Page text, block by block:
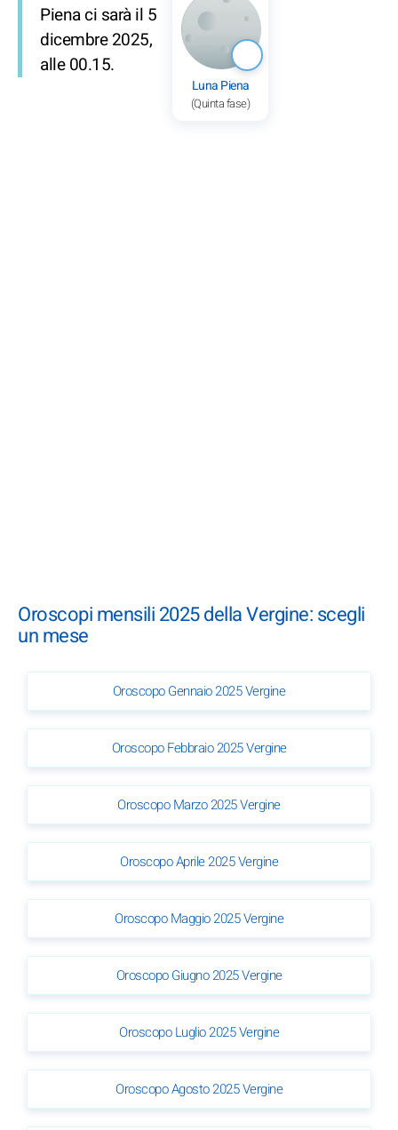
Luna Piena
(Quinta fase)
Piena ci sarà il 5
dicembre 2025,
alle 00.15.
Oroscopi mensili 2025 della Vergine: scegli
un mese
Oroscopo Gennaio 2025 Vergine
Oroscopo Febbraio 2025 Vergine
Oroscopo Marzo 2025 Vergine
Oroscopo Aprile 2025 Vergine
Oroscopo Maggio 2025 Vergine
Oroscopo Giugno 2025 Vergine
Oroscopo Luglio 2025 Vergine
Oroscopo Agosto 2025 Vergine